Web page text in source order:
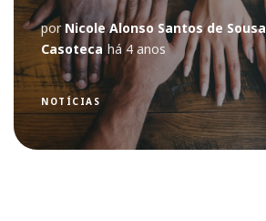
porNicole Alonso Santos de Sousa
Casoteca há 4 anos
NOTÍCIAS